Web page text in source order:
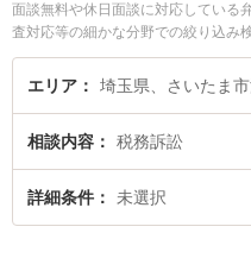
面談無料や休日面談に対応している
査対応等の細かな分野での絞り込み
事務所の工藤 啓介弁護士や弁護士
士、樟葉法律事務所の三輪 貴幸弁
績豊富な近くの弁護士を検索したい
きるさいたま市浦和区内の弁護士に
んにおすすめです。
エリア 埼玉県、さいたま
相談内容 税務訴訟
詳細条件 未選択